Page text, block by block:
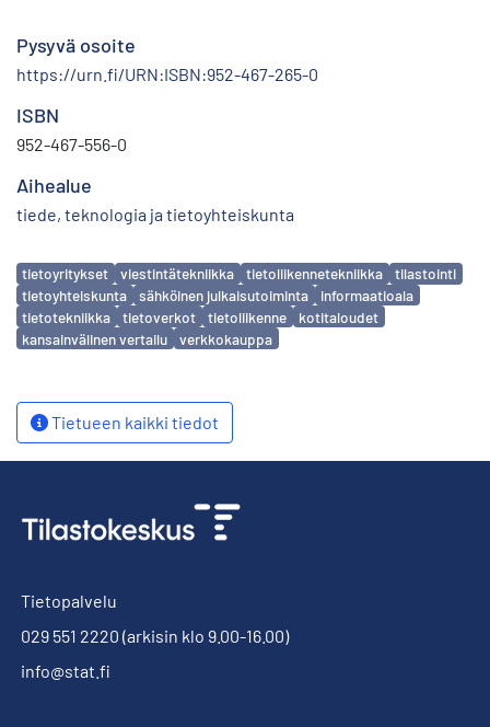
Pysyvä osoite
https://urn.fi/URN:ISBN:952-467-265-0
ISBN
952-467-556-0
Aihealue
tiede, teknologia ja tietoyhteiskunta
Avainsanat
tietoyritykset viestintätekniikka tietoliikennetekniikka
tilastointi
tietoyhteiskunta
sähköinen julkaisutoiminta
informaatioala
tietotekniikka
tietoverkot tietoliikenne
kotitaloudet
kansainvälinen vertailu
verkkokauppa
Tietueen kaikki tiedot
Tietopalvelu
029 551 2220 (arkisin klo 9.00-16.00)
info@stat.fi